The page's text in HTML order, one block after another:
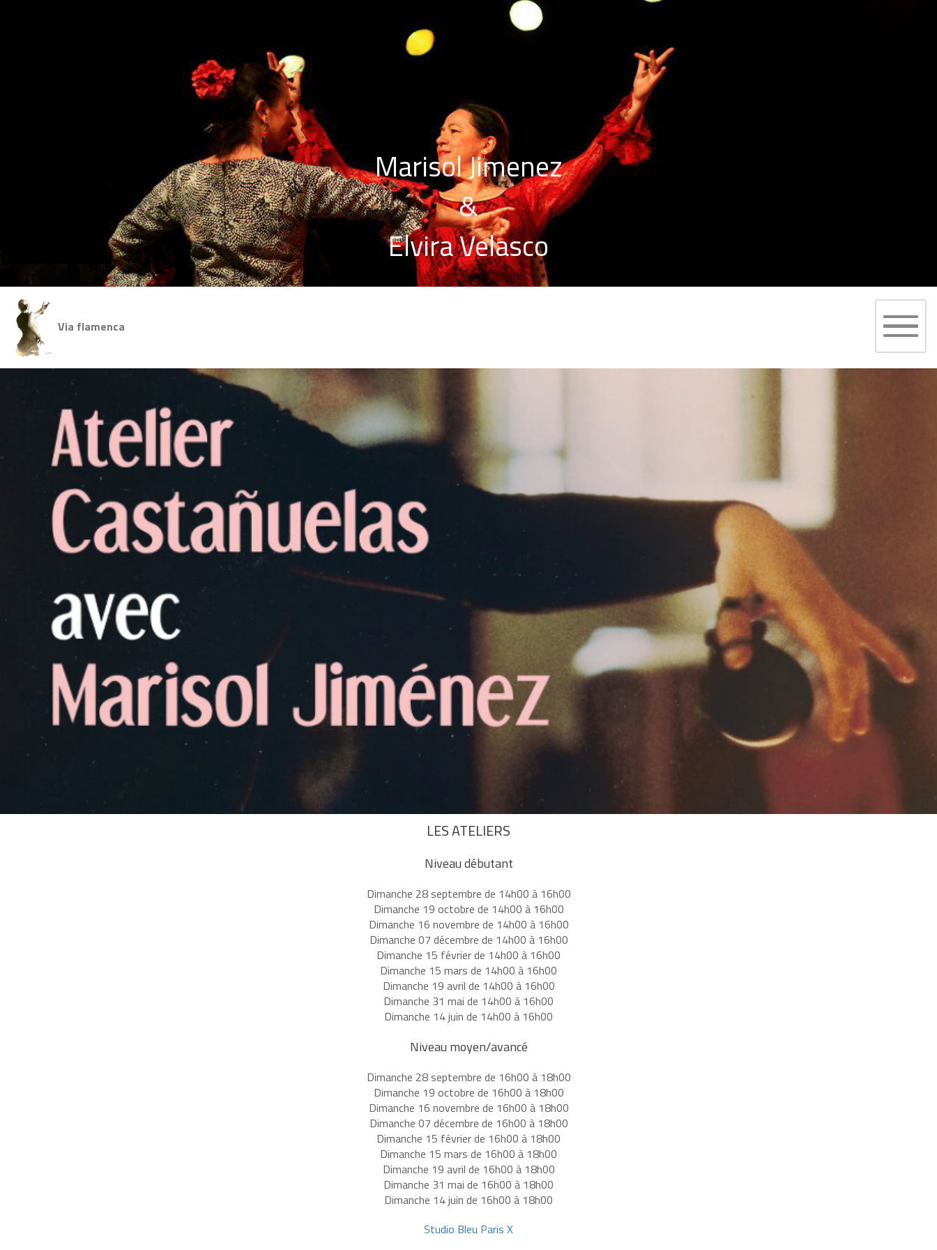
Marisol Jimenez
&
Elvira Velasco
Via flamenca
LES ATELIERS
Niveau débutant
Dimanche 28 septembre de 14h00 à 16h00
Dimanche 19 octobre de 14h00 à 16h00
Dimanche 16 novembre de 14h00 à 16h00
Dimanche 07 décembre de 14h00 à 16h00
Dimanche 15 février de 14h00 à 16h00
Dimanche 15 mars de 14h00 à 16h00
Dimanche 19 avril de 14h00 à 16h00
Dimanche 31 mai de 14h00 à 16h00
Dimanche 14 juin de 14h00 à 16h00
Niveau moyen/avancé
Dimanche 28 septembre de 16h00 à 18h00
Dimanche 19 octobre de 16h00 à 18h00
Dimanche 16 novembre de 16h00 à 18h00
Dimanche 07 décembre de 16h00 à 18h00
Dimanche 15 février de 16h00 à 18h00
Dimanche 15 mars de 16h00 à 18h00
Dimanche 19 avril de 16h00 à 18h00
Dimanche 31 mai de 16h00 à 18h00
Dimanche 14 juin de 16h00 à 18h00
Studio Bleu Paris X